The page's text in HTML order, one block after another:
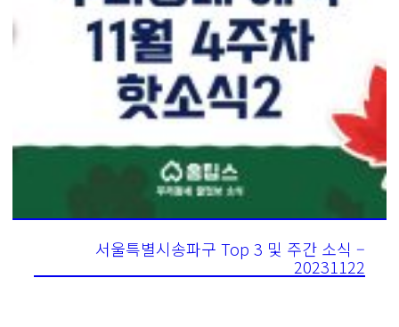
서울특별시송파구 Top 3 및 주간 소식 –
20231122